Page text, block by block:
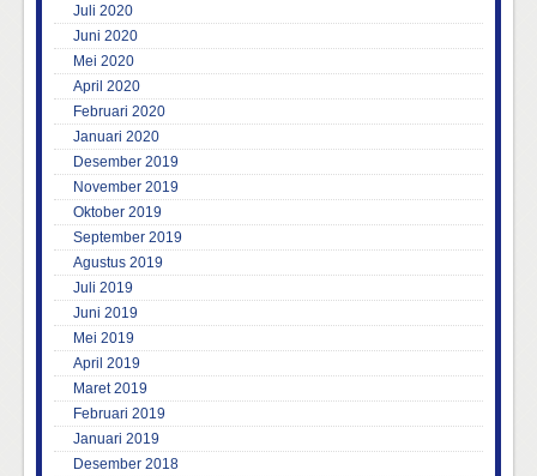
Juli 2020
Juni 2020
Mei 2020
April 2020
Februari 2020
Januari 2020
Desember 2019
November 2019
Oktober 2019
September 2019
Agustus 2019
Juli 2019
Juni 2019
Mei 2019
April 2019
Maret 2019
Februari 2019
Januari 2019
Desember 2018